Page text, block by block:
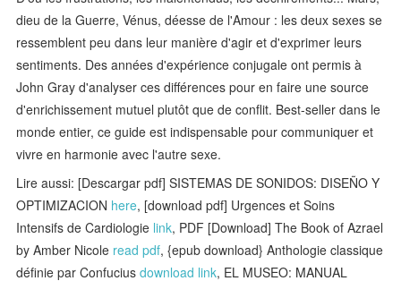
dieu de la Guerre, Vénus, déesse de l'Amour : les deux sexes se
ressemblent peu dans leur manière d'agir et d'exprimer leurs
sentiments. Des années d'expérience conjugale ont permis à
John Gray d'analyser ces différences pour en faire une source
d'enrichissement mutuel plutôt que de conflit. Best-seller dans le
monde entier, ce guide est indispensable pour communiquer et
vivre en harmonie avec l'autre sexe.
Lire aussi: [Descargar pdf] SISTEMAS DE SONIDOS: DISEÑO Y
OPTIMIZACION here, [download pdf] Urgences et Soins
Intensifs de Cardiologie link, PDF [Download] The Book of Azrael
by Amber Nicole read pdf, {epub download} Anthologie classique
définie par Confuciusdownload link, EL MUSEO: MANUAL